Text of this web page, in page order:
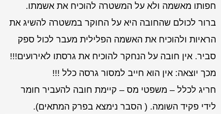
חפותו מאשמה ולא על המשטרה להוכיח את אשמתו.
ברור לכולם שהחובה היא על החוקר במשטרה להשיג את
הראיות ולהוכיח את האשמה הפלילית מעבר לכול ספק
סביר. אין חובה על הנחקר להוכיח את גרסתו לאירועים!!!
מכך יוצאה: אין הוא חייב למסור גרסה כלל !!!
חריג לכלל – משפטי מס – קיימת חובה להעביר חומר
לידי פקיד השומה. ( הסבר נימצא בפרק המתאים).